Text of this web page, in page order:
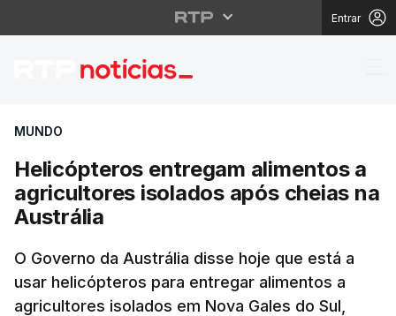
Entrar
Helicópteros
MUNDO
Helicópteros entregam alimentos a
agricultores isolados após cheias na
Austrália
O Governo da Austrália disse hoje que está a
usar helicópteros para entregar alimentos a
agricultores isolados em Nova Gales do Sul,